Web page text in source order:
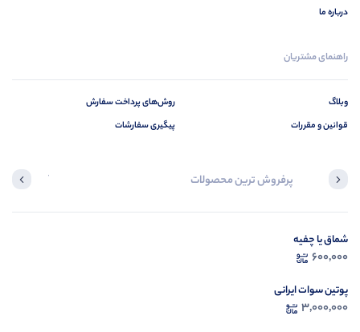
درباره ما
راهنمای مشتریان
وبلاگ
قوانین و مقررات
روش‌های پرداخت سفارش
پیگیری سفارشات
پرفروش ترین محصولات آخرین
شماق یا چفیه
600,000
پوتین سوات ایرانی
3,000,000